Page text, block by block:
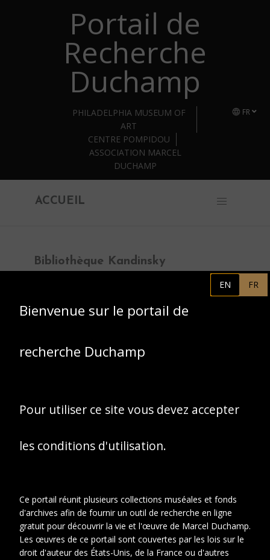
Retourner au contenu principal
Portail de
Recherche
Duchamp
FR
PHILADELPHIA MUSEUM OF
ART
CENTRE POMPIDOU
ASSOCIATION MARCEL
DUCHAMP
ACCUEIL
Bibliothèque Kandinsky
depuis Nice, à
Brancusi à Paris, le 9
EN FR
Bienvenue sur le portail de
recherche Duchamp
Pour utiliser ce site vous devez accepter
les conditions d'utilisation.
Ce portail réunit plusieurs collections muséales et fonds
d'archives afin de fournir un outil de recherche en ligne
gratuit pour découvrir la vie et l'œuvre de Marcel Duchamp.
Les œuvres de ce portail sont couvertes par les lois sur le
droit d'auteur des États-Unis, de la France ou d'autres